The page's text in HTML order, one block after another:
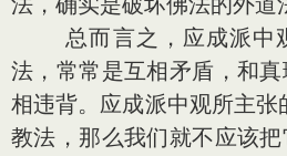
总而言之，应成派中
法，常常是互相矛盾，和
相违背。应成派中观所主
教法，那么我们就不应该